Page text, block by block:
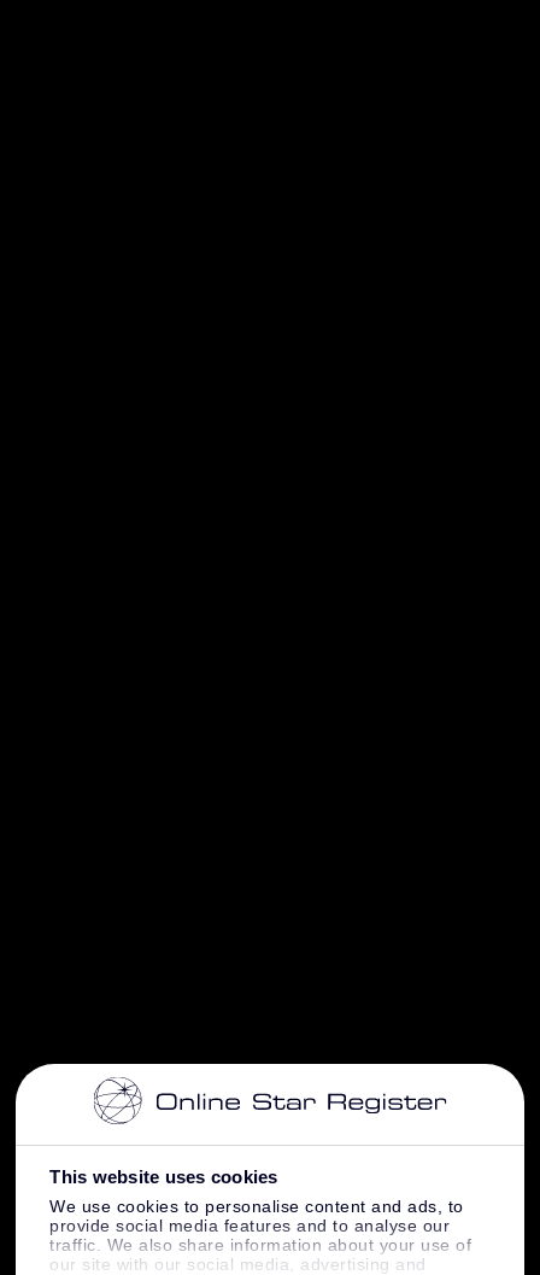
This website uses cookies
We use cookies to personalise content and ads, to
provide social media features and to analyse our
traffic. We also share information about your use of
our site with our social media, advertising and